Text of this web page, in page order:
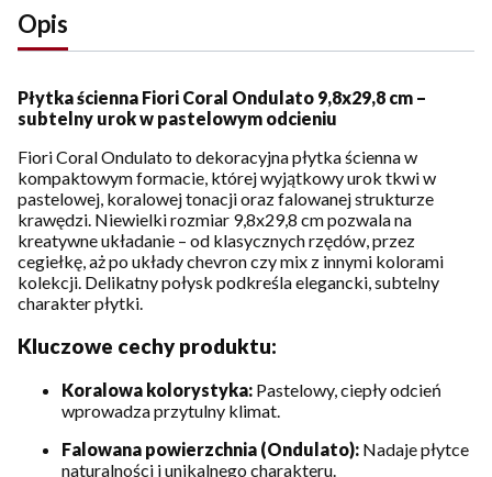
Opis
Płytka ścienna Fiori Coral Ondulato 9,8x29,8 cm –
subtelny urok w pastelowym odcieniu
Fiori Coral Ondulato to dekoracyjna płytka ścienna w
kompaktowym formacie, której wyjątkowy urok tkwi w
pastelowej, koralowej tonacji oraz falowanej strukturze
krawędzi. Niewielki rozmiar 9,8x29,8 cm pozwala na
kreatywne układanie – od klasycznych rzędów, przez
cegiełkę, aż po układy chevron czy mix z innymi kolorami
kolekcji. Delikatny połysk podkreśla elegancki, subtelny
charakter płytki.
Kluczowe cechy produktu:
Koralowa kolorystyka: Pastelowy, ciepły odcień
wprowadza przytulny klimat.
Falowana powierzchnia (Ondulato): Nadaje płytce
naturalności i unikalnego charakteru.